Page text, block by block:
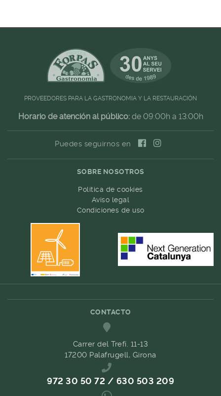
PROVEEDORES PARA LA GASTRONOMIA Y LA RESTAURACIÓN
Horario de atención al público:de 09:00h a 13:00h
Puedes seguirnos en
SOBRE NOSOTROS
Política de cookies
Aviso legal
Condiciones de uso
CONTACTO
Carrer del Trefí. 11-13
17200 Palafrugell, Girona
972 30 50 72 / 630 503 209